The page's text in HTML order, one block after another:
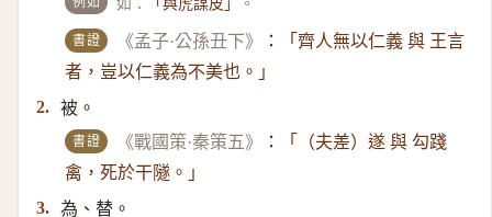
「與虎謀皮」
書證 《孟子·公孫丑下》 ：
「齊人無以仁義 與 王言
者，豈以仁義為不美也。」
2. 被。
書證 《戰國策·秦策五》 ：
「（夫差）​遂 與 勾踐
禽，死於干隧。」
3. 為、替。